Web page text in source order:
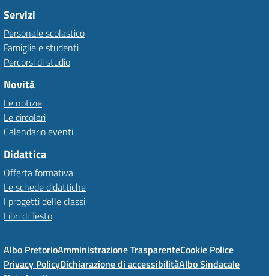
Servizi
Personale scolastico
Famiglie e studenti
Percorsi di studio
Novità
Le notizie
Le circolari
Calendario eventi
Didattica
Offerta formativa
Le schede didattiche
I progetti delle classi
Libri di Testo
Albo PretorioAmministrazione TrasparenteCookie Police
Privacy PolicyDichiarazione di accessibilitàAlbo Sindacale